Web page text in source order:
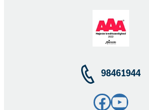
98461944
Facebook YouTube